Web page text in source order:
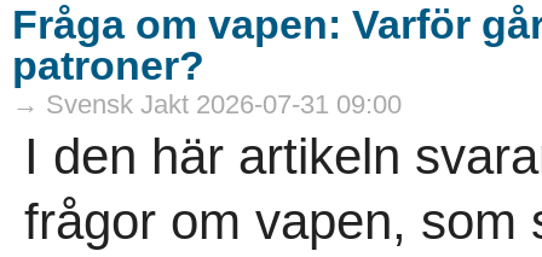
Fråga om vapen: Varför
patroner?
→ Svensk Jakt 2026-07-31 09:00
I den här artikeln
frågor om vapen, som